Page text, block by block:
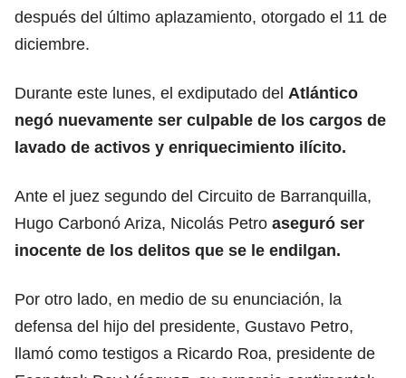
después del último aplazamiento, otorgado el 11 de
diciembre.
Durante este lunes, el exdiputado del Atlántico
negó nuevamente ser culpable de los cargos de
lavado de activos y enriquecimiento ilícito.
Ante el juez segundo del Circuito de Barranquilla,
Hugo Carbonó Ariza, Nicolás Petro aseguró ser
inocente de los delitos que se le endilgan.
Por otro lado, en medio de su enunciación, la
defensa del hijo del presidente, Gustavo Petro,
llamó como testigos a Ricardo Roa, presidente de